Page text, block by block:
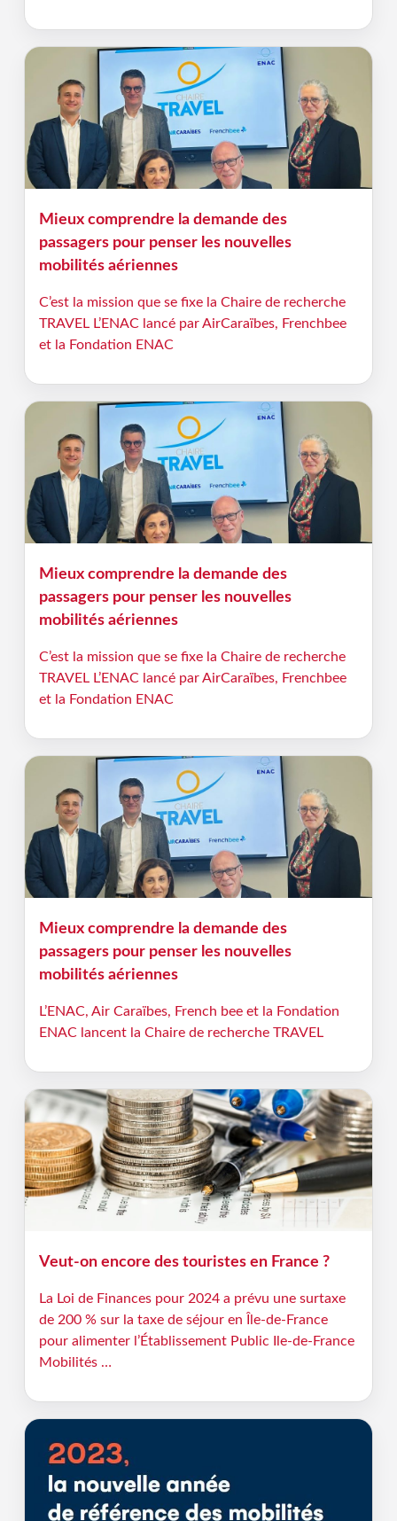
Mieux comprendre la demande des
passagers pour penser les nouvelles
mobilités aériennes
C’est la mission que se fixe la Chaire de recherche
TRAVEL L’ENAC lancé par AirCaraïbes, Frenchbee
et la Fondation ENAC
Mieux comprendre la demande des
passagers pour penser les nouvelles
mobilités aériennes
C’est la mission que se fixe la Chaire de recherche
TRAVEL L’ENAC lancé par AirCaraïbes, Frenchbee
et la Fondation ENAC
Mieux comprendre la demande des
passagers pour penser les nouvelles
mobilités aériennes
L’ENAC, Air Caraïbes, French bee et la Fondation
ENAC lancent la Chaire de recherche TRAVEL
Veut-on encore des touristes en France ?
La Loi de Finances pour 2024 a prévu une surtaxe
de 200 % sur la taxe de séjour en Île-de-France
pour alimenter l’Établissement Public Ile-de-France
Mobilités …